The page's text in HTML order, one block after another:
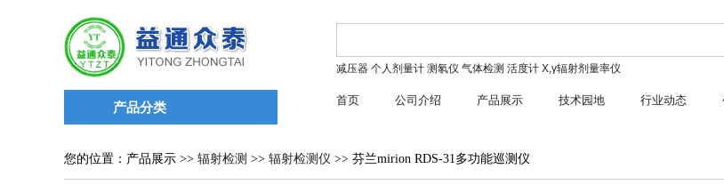
产品分类
减压器 个人剂量计 测氡仪 气体检测 活度计 X,γ辐射剂量率仪
首页 公司介绍 产品展示 技术园地 行业动态
您的位置：产品展示 >> 辐射检测 >> 辐射检测仪 >> 芬兰mirion RDS-31多功能巡测仪